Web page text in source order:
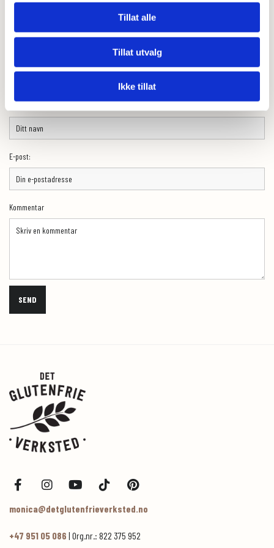
Tillat alle
Tillat utvalg
Ikke tillat
0 Feed
Skriv en kommentar
E-post:
Kommentar
monica@detglutenfrieverksted.no
+47 951 05 086 | Org.nr.: 822 375 952